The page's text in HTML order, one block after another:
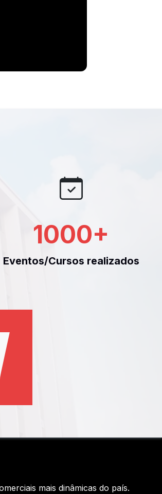
1000+
Eventos/Cursos realizados
mais dinâmicas do país.